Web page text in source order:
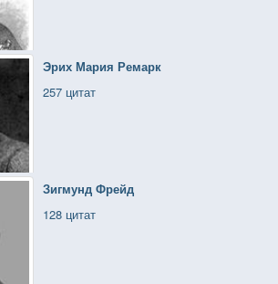
Эрих Мария Ремарк
257 цитат
Зигмунд Фрейд
128 цитат